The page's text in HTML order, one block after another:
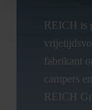
REICH is
fabrikant
campers
REICH